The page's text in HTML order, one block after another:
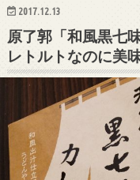
2017.12.13
原了郭「和風黒七
レトルトなのに美